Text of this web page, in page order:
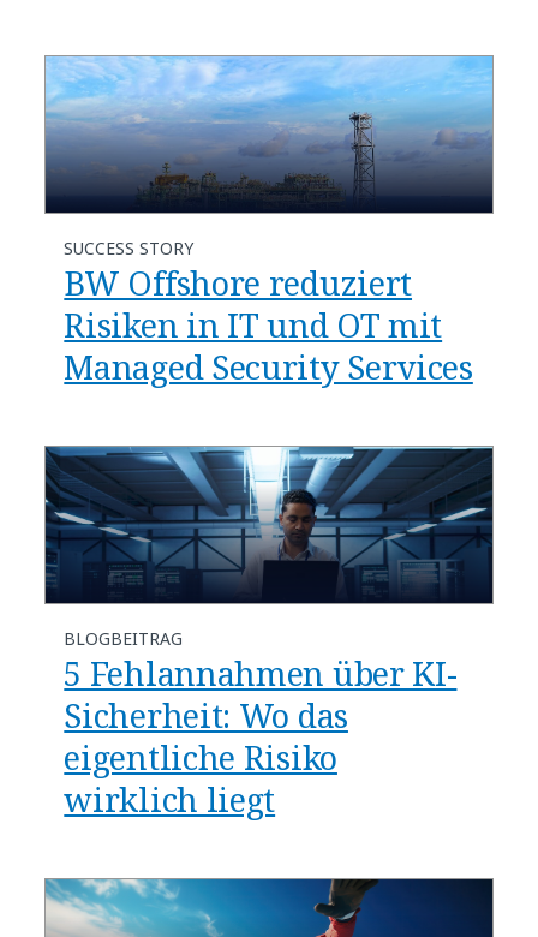
SUCCESS STORY
BW Offshore reduziert
Risiken in IT und OT mit
Managed Security Services
BLOGBEITRAG
5 Fehlannahmen über KI-
Sicherheit: Wo das
eigentliche Risiko
wirklich liegt